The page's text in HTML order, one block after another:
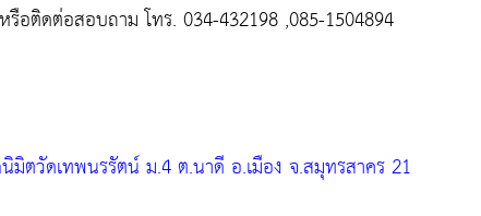
อติดต่อสอบถาม โทร. 034-432198 ,085-1504894
ตวัดเทพนรรัตน์ ม.4 ต.นาดี อ.เมือง จ.สมุทรสาคร 21